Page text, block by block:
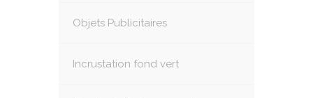
Objets Publicitaires
Incrustation fond vert